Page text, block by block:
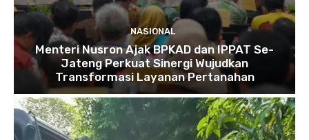
NASIONAL
Menteri Nusron Ajak BPKAD dan IPPAT Se-
Jateng Perkuat Sinergi Wujudkan
Transformasi Layanan Pertanahan